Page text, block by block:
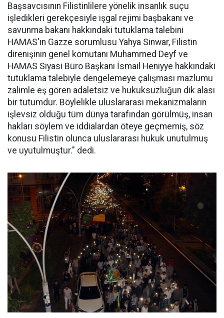
Başsavcısının Filistinlilere yönelik insanlık suçu
işledikleri gerekçesiyle işgal rejimi başbakanı ve
savunma bakanı hakkındaki tutuklama talebini
HAMAS'ın Gazze sorumlusu Yahya Sinwar, Filistin
direnişinin genel komutanı Muhammed Deyf ve
HAMAS Siyasi Büro Başkanı İsmail Heniyye hakkındaki
tutuklama talebiyle dengelemeye çalışması mazlumu
zalimle eş gören adaletsiz ve hukuksuzluğun dik alası
bir tutumdur. Böylelikle uluslararası mekanizmaların
işlevsiz olduğu tüm dünya tarafından görülmüş, insan
hakları söylem ve iddialardan öteye geçmemiş, söz
konusu Filistin olunca uluslararası hukuk unutulmuş
ve uyutulmuştur." dedi.